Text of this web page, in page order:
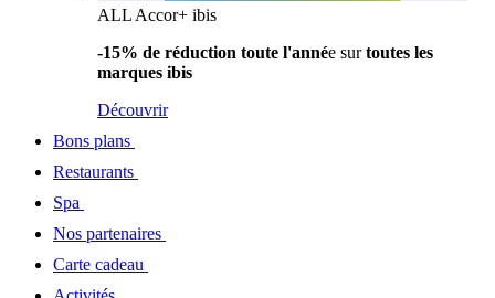
ALL Accor+ ibis
-15% de réduction toute l'année surtoutes les
marques ibis
Découvrir
Bons plans
Restaurants
Spa
Nos partenaires
Carte cadeau